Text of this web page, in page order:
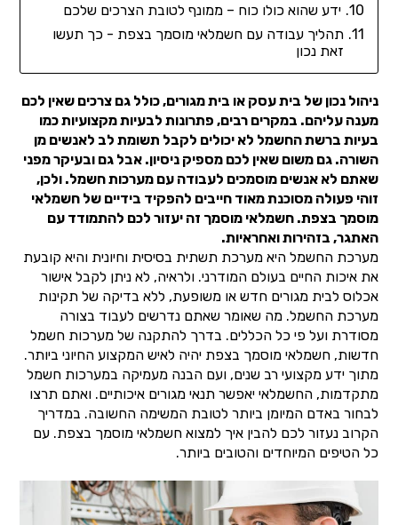
ידע שהוא כולו כוח – ממונף לטובת הצרכים שלכם
תהליך עבודה עם חשמלאי מוסמך בצפת - כך תעשו
זאת נכון
ניהול נכון של בית עסק או בית מגורים, כולל גם צרכים שאין לכם
מענה עליהם. במקרים רבים, פתרונות לבעיות מקצועיות כמו
בעיות ברשת החשמל לא יכולים לקבל תשומת לב לאנשים מן
השורה. גם משום שאין לכם מספיק ניסיון. אבל גם ובעיקר מפני
שאתם לא אנשים מוסמכים לעבודה עם מערכות חשמל. ולכן,
זוהי פעולה מסוכנת מאוד חייבים להפקיד בידיים של חשמלאי
מוסמך בצפת. חשמלאי מוסמך זה יעזור לכם להתמודד עם
האתגר, בזהירות ואחראיות.
מערכת החשמל היא מערכת תשתית בסיסית וחיונית והיא קובעת
את איכות החיים בעולם המודרני. ולראיה, לא ניתן לקבל אישור
אכלוס לבית מגורים חדש או משופעת, ללא בדיקה של תקינות
מערכת החשמל. מה שאומר שאתם נדרשים לעבוד בצורה
מסודרת ועל פי כל הכללים. בדרך להתקנה של מערכות חשמל
חדשות, חשמלאי מוסמך בצפת יהיה לאיש המקצוע החיוני ביותר.
מתוך ידע מקצועי רב שנים, ועם הבנה מעמיקה במערכות חשמל
מתקדמות, החשמלאי יאפשר תנאי מגורים איכותיים. ואתם תרצו
לבחור באדם המיומן ביותר לטובת המשימה החשובה. במדריך
הקרוב נעזור לכם להבין איך למצוא חשמלאי מוסמך בצפת. עם
כל הטיפים המיוחדים והטובים ביותר.